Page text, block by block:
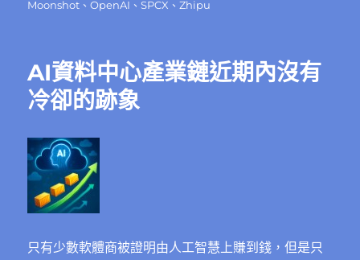
日
Moonshot 、OpenAI 、SPCX 、Zhipu
AI資料中心產業鏈近期內沒有
冷卻的跡象
只有少數軟體商被證明由人工智慧上賺到錢，但是只